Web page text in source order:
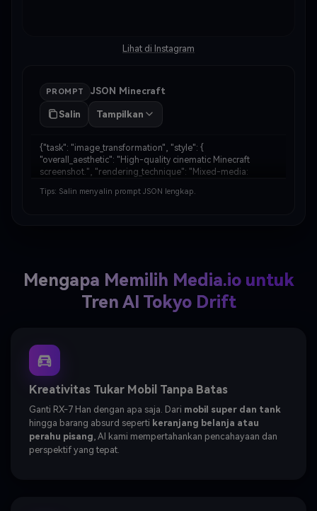
Lihat di Instagram
PROMPT JSON Minecraft
Salin Tampilkan
{"task": "image_transformation", "style": {
"overall_aesthetic": "High-quality cinematic Minecraft
screenshot.", "rendering_technique": "Mixed-media:
environment." }, "subject_rules": { "main_subject": "The
Tips: Salin menyalin prompt JSON lengkap.
Mengapa Memilih Media.io untuk
Tren AI Tokyo Drift
Kreativitas Tukar Mobil Tanpa Batas
Ganti RX-7 Han dengan apa saja. Dari mobil super dan tank
hingga barang absurd seperti keranjang belanja atau
perahu pisang, AI kami mempertahankan pencahayaan dan
perspektif yang tepat.